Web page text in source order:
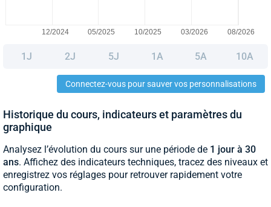
1J 2J 5J 1A 5A 10A
Connectez-vous pour sauver vos personnalisations
Historique du cours, indicateurs et paramètres du
graphique
Analysez l’évolution du cours sur une période de 1 jour à 30
ans. Affichez des indicateurs techniques, tracez des niveaux et
enregistrez vos réglages pour retrouver rapidement votre
configuration.